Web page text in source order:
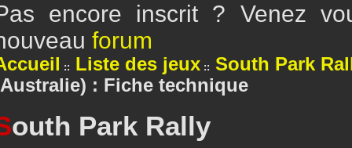
encore inscrit ? Venez
forum
Liste des jeux
South Park
: Fiche technique
outh Park Rally